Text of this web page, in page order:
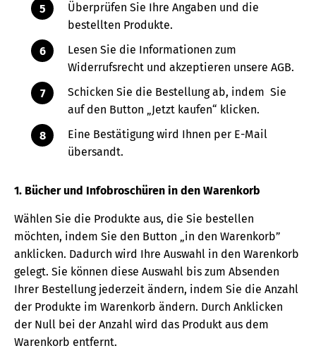
Überprüfen Sie Ihre Angaben und die
bestellten Produkte.
Lesen Sie die Informationen zum
Widerrufsrecht und akzeptieren unsere AGB.
Schicken Sie die Bestellung ab, indem Sie
auf den Button „Jetzt kaufen“ klicken.
Eine Bestätigung wird Ihnen per E-Mail
übersandt.
1. Bücher und Infobroschüren in den Warenkorb
Wählen Sie die Produkte aus, die Sie bestellen
möchten, indem Sie den Button „in den Warenkorb”
anklicken. Dadurch wird Ihre Auswahl in den Warenkorb
gelegt. Sie können diese Auswahl bis zum Absenden
Ihrer Bestellung jederzeit ändern, indem Sie die Anzahl
der Produkte im Warenkorb ändern. Durch Anklicken
der Null bei der Anzahl wird das Produkt aus dem
Warenkorb entfernt.